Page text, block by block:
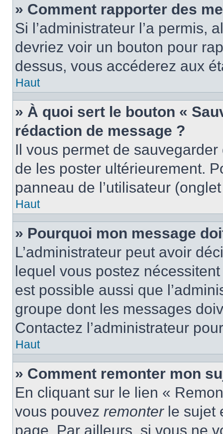
» Comment rapporter des
Si l’administrateur l’a permis,
devriez voir un bouton pour
dessus, vous accéderez aux
Haut
» À quoi sert le bouton «
rédaction de message ?
Il vous permet de
de les poster ultérieurement.
panneau de l’utilisateur
Haut
» Pourquoi mon message
L’administrateur peut avoir
lequel vous postez
est possible aussi que
groupe dont les messages
Contactez l’administrateur
Haut
» Comment remonter mon
En cliquant sur le lien «
vous pouvez remonterle sujet
page. Par ailleurs, si vous ne